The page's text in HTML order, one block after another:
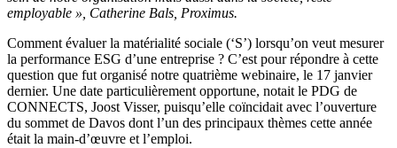
employable » , Catherine Bals, Proximus.
Comment évaluer la matérialité sociale (‘S’) lorsqu’on veut mesurer
la performance ESG d’une entreprise ? C’est pour répondre à cette
question que fut organisé notre quatrième webinaire, le 17 janvier
dernier. Une date particulièrement opportune, notait le PDG de
CONNECTS, Joost Visser, puisqu’elle coïncidait avec l’ouverture
du sommet de Davos dont l’un des principaux thèmes cette année
était la main-d’œuvre et l’emploi.